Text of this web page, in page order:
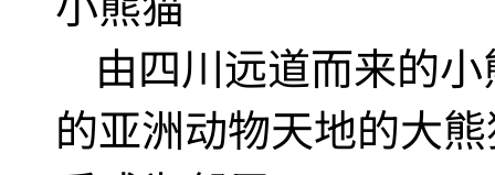
由四川远道而来的
的亚洲动物天地的大